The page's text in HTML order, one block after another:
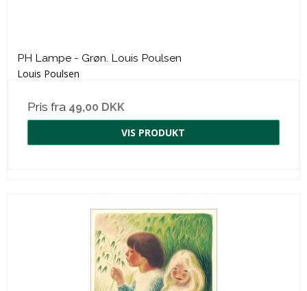
PH Lampe - Grøn. Louis Poulsen
Louis Poulsen
Pris fra 49,00 DKK
VIS PRODUKT